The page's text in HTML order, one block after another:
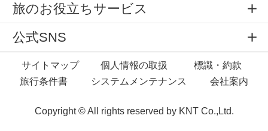
旅のお役立ちサービス
公式SNS
サイトマップ 個人情報の取扱
標識・約款
旅行条件書
システムメンテナンス 会社案内
Copyright © All rights reserved by KNT Co.,Ltd.